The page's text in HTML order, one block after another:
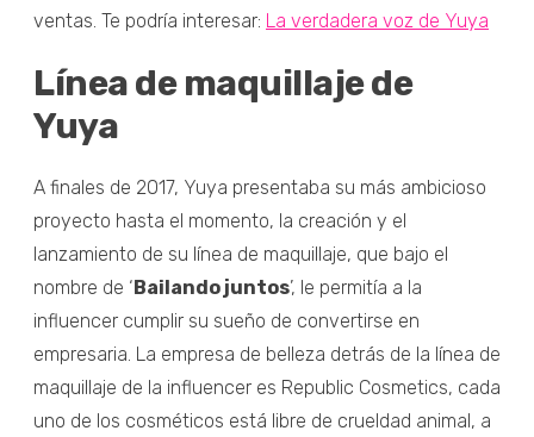
ventas. Te podría interesar: La verdadera voz de Yuya
Línea de maquillaje de
Yuya
A finales de 2017, Yuya presentaba su más ambicioso
proyecto hasta el momento, la creación y el
lanzamiento de su línea de maquillaje, que bajo el
nombre de ‘Bailando juntos’, le permitía a la
influencer cumplir su sueño de convertirse en
empresaria. La empresa de belleza detrás de la línea de
maquillaje de la influencer es Republic Cosmetics, cada
uno de los cosméticos está libre de crueldad animal, a